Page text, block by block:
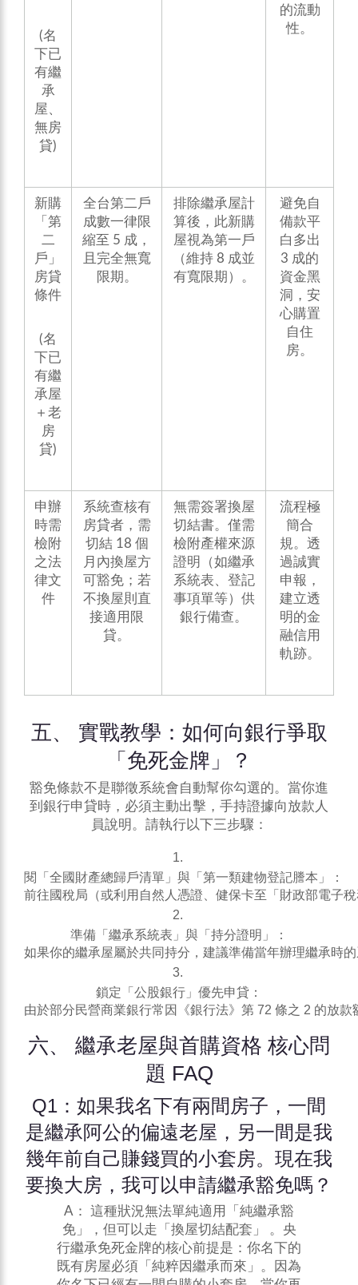
(名
下已
有繼
承
屋、
無房
貸)
的流動
性。
新購
「第
二
戶」
房貸
條件
(名
下已
有繼
承屋
＋老
房
貸)
全台第二戶
成數一律限
縮至 5 成，
且完全無寬
限期。
排除繼承屋計
算後，此新購
屋視為第一戶
（維持 8 成並
有寬限期）。
避免自
備款平
白多出
3 成的
資金黑
洞，安
心購置
自住
房。
申辦
時需
檢附
之法
律文
件
系統查核有
房貸者，需
切結 18 個
月內換屋方
可豁免；若
不換屋則直
接適用限
貸。
無需簽署換屋
切結書。僅需
檢附產權來源
證明（如繼承
系統表、登記
事項單等）供
銀行備查。
流程極
簡合
規。透
過誠實
申報，
建立透
明的金
融信用
軌跡。
五、 實戰教學：如何向銀行爭取
「免死金牌」？
豁免條款不是聯徵系統會自動幫你勾選的。當你進
到銀行申貸時，必須主動出擊，手持證據向放款人
員說明。請執行以下三步驟：
閱「全國財產總歸戶清單」與「第一類建物登記謄本」：
前往國稅局（或利用自然人憑證、健保卡至「財政部電子
準備「繼承系統表」與「持分證明」：
如果你的繼承屋屬於共同持分，建議準備當年辦理繼承時
鎖定「公股銀行」優先申貸：
由於部分民營商業銀行常因《銀行法》第 72 條之 2 的放
六、 繼承老屋與首購資格 核心問
題 FAQ
Q1：如果我名下有兩間房子，一間
是繼承阿公的偏遠老屋，另一間是我
幾年前自己賺錢買的小套房。現在我
要換大房，我可以申請繼承豁免嗎？
A： 這種狀況無法單純適用「純繼承豁
免」，但可以走「換屋切結配套」 。央
行繼承免死金牌的核心前提是：你名下的
既有房屋必須「純粹因繼承而來」。因為